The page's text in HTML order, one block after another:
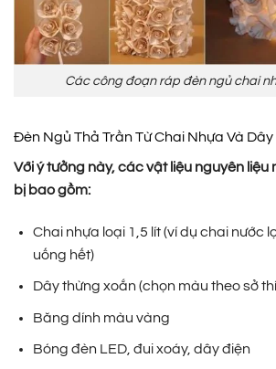
Các công đoạn ráp đèn ngủ chai
Đèn Ngủ Thả Trần Từ Chai Nhựa Và Dây
Với ý tưởng này, các vật liệu nguyên
bị bao gồm:
Chai nhựa loại 1,5 lít (ví dụ chai nước
uống hết)
Dây thừng xoắn (chọn màu theo sở
Băng dính màu vàng
Bóng đèn LED, đui xoáy, dây điện